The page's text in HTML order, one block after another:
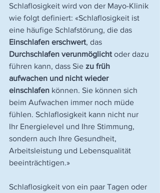
Schlaflosigkeit wird von der Mayo-Klinik
wie folgt definiert: «Schlaflosigkeit ist
eine häufige Schlafstörung, die das
Einschlafen erschwert, das
Durchschlafen verunmöglicht oder dazu
führen kann, dass Sie zu früh
aufwachen und nicht wieder
einschlafen können. Sie können sich
beim Aufwachen immer noch müde
fühlen. Schlaflosigkeit kann nicht nur
Ihr Energielevel und Ihre Stimmung,
sondern auch Ihre Gesundheit,
Arbeitsleistung und Lebensqualität
beeinträchtigen.»
Schlaflosigkeit von ein paar Tagen oder